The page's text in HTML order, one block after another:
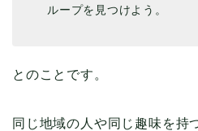
ループを見つけよう。
とのことです。
同じ地域の人や同じ趣味を持